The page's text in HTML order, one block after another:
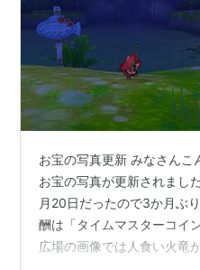
お宝の写真更新 みなさん
お宝の写真が更新されまし
月20日だったので3か月ぶ
酬は「タイムマスターコイ
広場の画像では人食い火竜